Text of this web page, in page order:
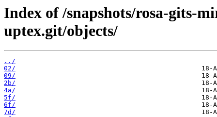
Index of /snapshots/rosa-gits-
uptex.git/objects/
../
02/
09/
2b/
4a/
5f/
6f/
7d/